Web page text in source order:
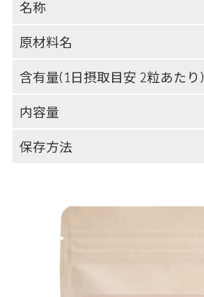
名称
原材料名
含有量(1日摂取目安 2粒あたり)
内容量
保存方法